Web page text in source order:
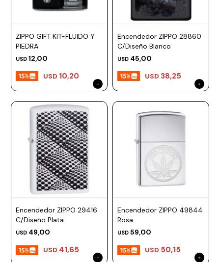
ZIPPO GIFT KIT-FLUIDO Y
PIEDRA
USD 12,00
USD 10,20
Encendedor ZIPPO 28860
C/Diseño Blanco
USD 45,00
USD 38,25
Encendedor ZIPPO 29416
C/Diseño Plata
USD 49,00
USD 41,65
Encendedor ZIPPO 49844
Rosa
USD 59,00
USD 50,15
Casio
Fossil
Skagen
Rosefield
Maserati
Exchange
Jansport
Karvik
Prune
Mistral
Repuestos
Bolígrafo
Rollerball
Lápiz
mecánico
Metal
Accesorios
MOCHILAS
ACCESORIOS
accesorios
OUTLET
WATCHME
EmpresaCompraBlog